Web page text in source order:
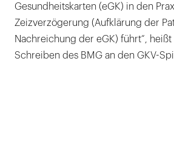
Gesundheitskarten (eGK) in den
Zeizverzögerung (Aufklärung der
Nachreichung der eGK) führt“,
Schreiben des BMG an den GKV-